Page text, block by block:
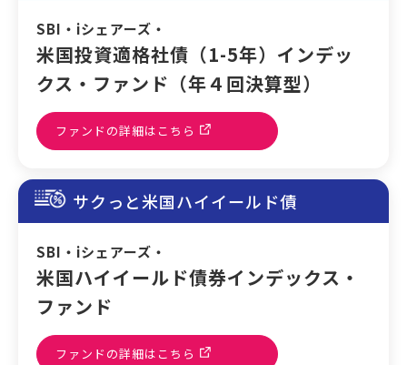
SBI・iシェアーズ・
米国投資適格社債（1-5年）インデッ
クス・ファンド（年４回決算型）
ファンドの詳細はこちら
サクっと米国ハイイールド債
SBI・iシェアーズ・
米国ハイイールド債券インデックス・
ファンド
ファンドの詳細はこちら